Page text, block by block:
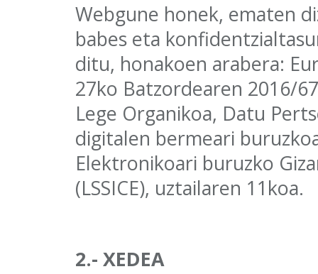
Webgune honek, ematen
babes eta
ditu, honakoen arabera:
27ko Batzordearen 2016/
Lege Organikoa, Datu
digitalen bermeari
Elektronikoari buruzko
(LSSICE), uztailaren 11koa.
2.- XEDEA